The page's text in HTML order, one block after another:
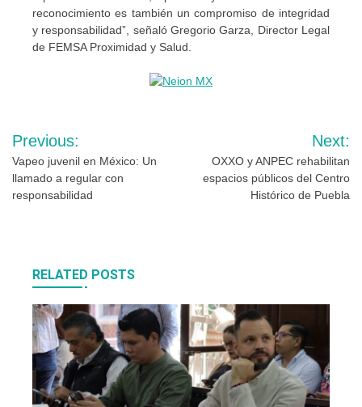
reconocimiento es también un compromiso de integridad
y responsabilidad”, señaló Gregorio Garza, Director Legal
de FEMSA Proximidad y Salud.
Navegación
de
entradas
Previous:
Vapeo juvenil en México: Un
llamado a regular con
responsabilidad
Next:
OXXO y ANPEC rehabilitan
espacios públicos del Centro
Histórico de Puebla
RELATED POSTS